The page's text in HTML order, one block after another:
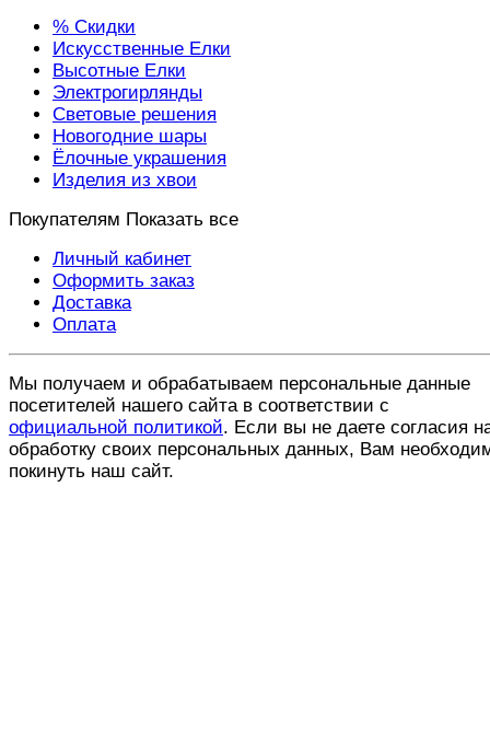
% Скидки
Искусственные Елки
Высотные Елки
Электрогирлянды
Световые решения
Новогодние шары
Ёлочные украшения
Изделия из хвои
Покупателям Показать все
Личный кабинет
Оформить заказ
Доставка
Оплата
Мы получаем и обрабатываем персональные данные
посетителей нашего сайта в соответствии с
официальной политикой. Если вы не даете согласия
обработку своих персональных данных, Вам
покинуть наш сайт.